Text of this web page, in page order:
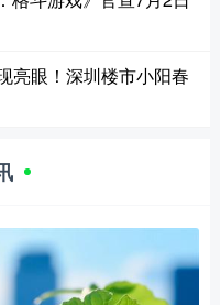
亮眼！深圳楼市小阳春